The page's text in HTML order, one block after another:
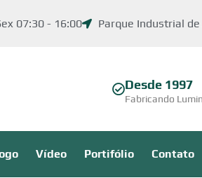
07:30 - 16:00 Parque Industrial
Desde 1997
Fabricando
Vídeo Portifólio Contato